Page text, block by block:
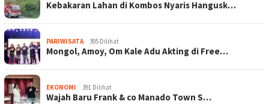
Kebakaran Lahan di Kombos Nyaris Hangusk…
PARIWISATA 395 Dilihat
Mongol, Amoy, Om Kale Adu Akting di Free…
EKONOMI 391 Dilihat
Wajah Baru Frank & co Manado Town S…